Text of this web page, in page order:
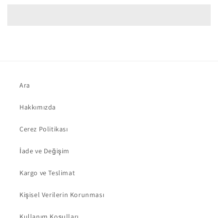
Ara
Hakkımızda
Çerez Politikası
İade ve Değişim
Kargo ve Teslimat
Kişisel Verilerin Korunması